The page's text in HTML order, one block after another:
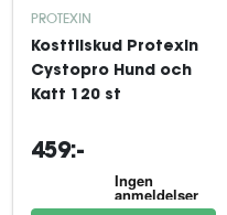
PROTEXIN
Kosttilskud Protexin
Cystopro Hund och
Katt 120 st
459:-